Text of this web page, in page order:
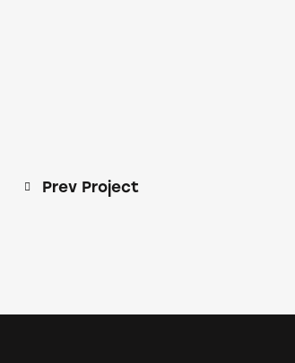
Prev Project